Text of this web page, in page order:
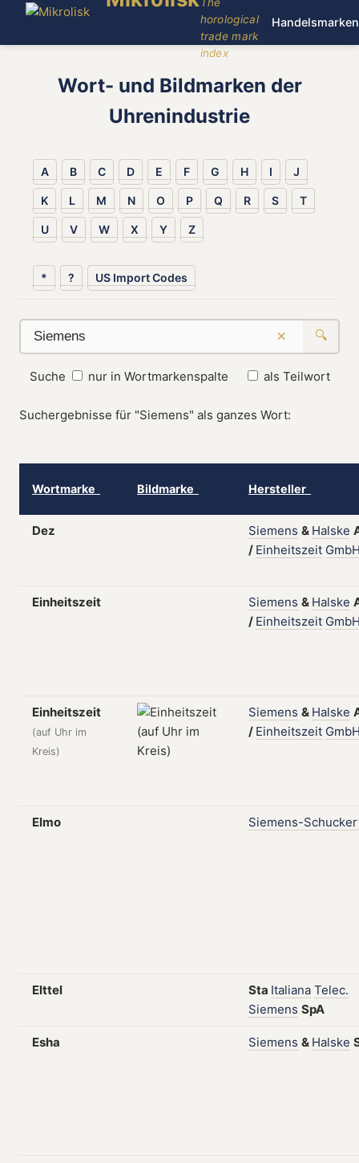
horological
trade mark
index
Handelsmarken
Wort- und Bildmarken der
Uhrenindustrie
A B C D E F G H I J
K L M N O P Q R S T
U V W X Y Z
* ? US Import Codes
× 🔍
Suche nur in Wortmarkenspalte als Teilwort
Suchergebnisse für "Siemens" als ganzes Wort:
Wortmarke Bildmarke Hersteller
Dez Siemens & Halske
/ Einheitszeit
Einheitszeit Siemens & Halske
/ Einheitszeit
Einheitszeit
(auf Uhr im
Kreis)
Siemens & Halske
/ Einheitszeit
Elmo Siemens-
Elttel Sta Italiana Telec.
Siemens SpA
Esha Siemens & Halske